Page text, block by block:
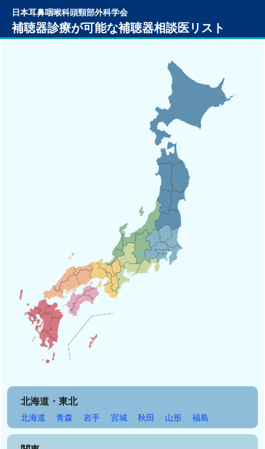
日本耳鼻咽喉科頭頸部外科学会
補聴器診療が可能な補聴器相談医リスト
北海道・東北
北海道 青森 岩手 宮城 秋田 山形 福島